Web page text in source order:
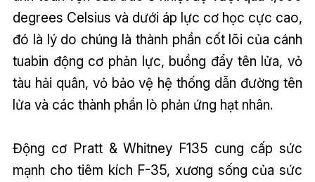
degrees Celsius và dưới áp lực cơ học cực cao,
đó là lý do chúng là thành phần cốt lõi của cánh
tuabin động cơ phản lực, buồng đẩy tên lửa, vỏ
tàu hải quân, vỏ bảo vệ hệ thống dẫn đường tên
lửa và các thành phần lò phản ứng hạt nhân.
Động cơ Pratt & Whitney F135 cung cấp sức
mạnh cho tiêm kích F-35, xương sống của sức